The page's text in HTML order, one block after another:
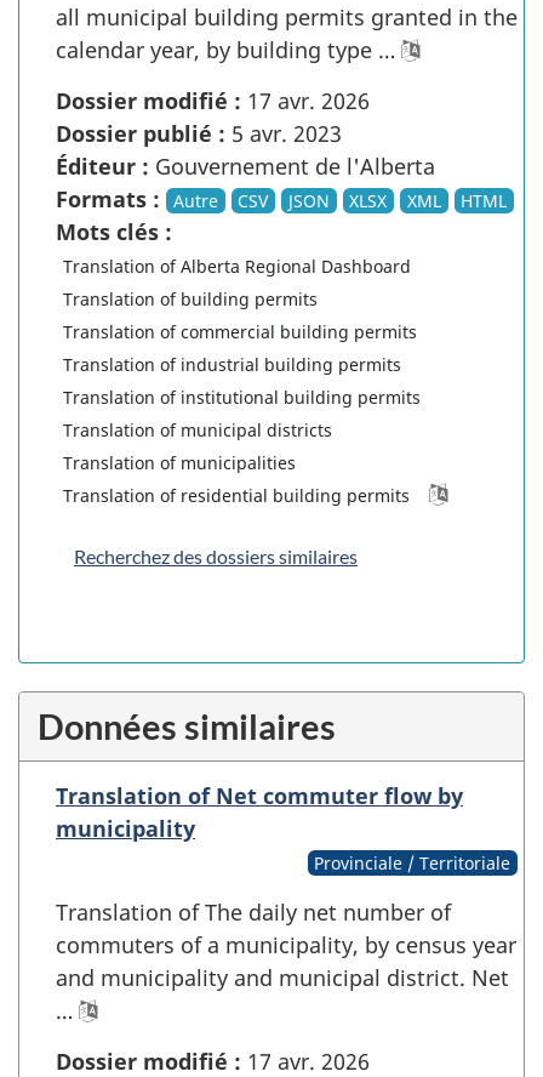
all municipal building permits granted in the
calendar year, by building type …
Dossier modifié : 17 avr. 2026
Dossier publié : 5 avr. 2023
Éditeur : Gouvernement de l'Alberta
Formats :
Autre CSV JSON XLSX XML HTML
Mots clés :
Translation of Alberta Regional Dashboard
Translation of building permits
Translation of commercial building permits
Translation of industrial building permits
Translation of institutional building permits
Translation of municipal districts
Translation of municipalities
Translation of residential building permits
Recherchez des dossiers similaires
Données similaires
Translation of Net commuter flow by
municipality
Provinciale / Territoriale
Translation of The daily net number of
commuters of a municipality, by census year
and municipality and municipal district. Net
…
Dossier modifié : 17 avr. 2026